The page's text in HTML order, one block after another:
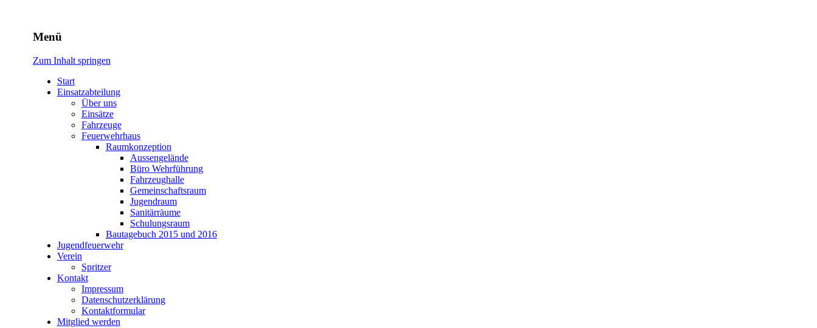
Freiwillige Feuerwehr Rodheim v.d.H.
Menü
Zum Inhalt springen
Start
Einsatzabteilung
Über uns
Einsätze
Fahrzeuge
Feuerwehrhaus
Raumkonzeption
Aussengelände
Büro Wehrführung
Fahrzeughalle
Gemeinschaftsraum
Jugendraum
Sanitärräume
Schulungsraum
Bautagebuch 2015 und 2016
Jugendfeuerwehr
Verein
Spritzer
Kontakt
Impressum
Datenschutzerklärung
Kontaktformular
Mitglied werden